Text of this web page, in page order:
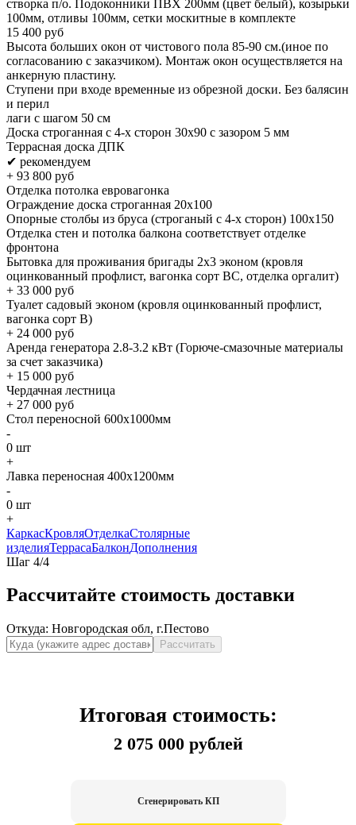
створка п/о. Подоконники ПВХ 200мм (цвет белый), козырьки
100мм, отливы 100мм, сетки москитные в комплекте
15 400 руб
Высота больших окон от чистового пола 85-90 см.(иное по
согласованию с заказчиком). Монтаж окон осуществляется на
анкерную пластину.
Ступени при входе временные из обрезной доски. Без балясин
и перил
лаги с шагом 50 см
Доска строганная с 4-х сторон 30х90 с зазором 5 мм
Террасная доска ДПК
✔ рекомендуем
+ 93 800 руб
Отделка потолка евровагонка
Ограждение доска строганная 20х100
Опорные столбы из бруса (строганый с 4-х сторон) 100х150
Отделка стен и потолка балкона соответствует отделке
фронтона
Бытовка для проживания бригады 2x3 эконом (кровля
оцинкованный профлист, вагонка сорт BC, отделка оргалит)
+ 33 000 руб
Туалет садовый эконом (кровля оцинкованный профлист,
вагонка сорт B)
+ 24 000 руб
Аренда генератора 2.8-3.2 кВт (Горюче-смазочные материалы
за счет заказчика)
+ 15 000 руб
Чердачная лестница
+ 27 000 руб
Стол переносной 600х1000мм
-
0 шт
+
Лавка переносная 400х1200мм
-
0 шт
+
КаркасКровляОтделкаСтолярные
изделияТеррасаБалконДополнения
Шаг 4/4
Рассчитайте стоимость доставки
Откуда: Новгородская обл, г.Пестово
Рассчитать
Итоговая стоимость:
2 075 000 рублей
Сгенерировать КП